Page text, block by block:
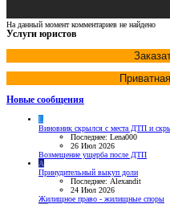
На данный момент комментариев не найдено
Услуги юристов
Новые сообщения
L
Виновник скрылся с места ДТП и
Последнее: Lena000
26 Июл 2026
Возмещение ущерба после ДТП
A
Принудительный выкуп доли
Последнее: Alexandit
24 Июл 2026
Жилищное право - жилищные споры